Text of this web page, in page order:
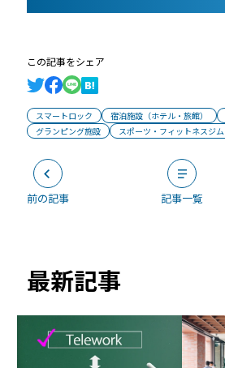
この記事をシェア
スマートロック 宿泊施設（ホテル・旅館）
グランピング施設
スポーツ・フィットネスジム
前の記事 記事一覧
最新記事